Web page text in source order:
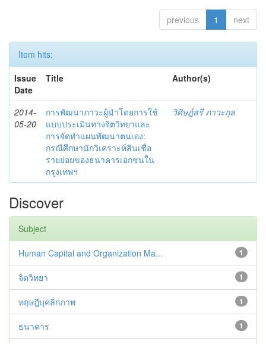
previous 1 next
Item hits:
Issue
Date
Title Author(s)
2014-
05-20
การพัฒนาภาวะผู้นำโดยการใช้
แบบประเมินทางจิตวิทยาและ
การจัดทำแผนพัฒนาตนเอง:
กรณีศึกษานักวิเคราะห์สินเชื่อ
รายย่อยของธนาคารเอกชนใน
กรุงเทพฯ
วิศิษฎ์สรี ภาวะกุล
Discover
Subject
1
Human Capital and Organization Ma...
1
จิตวิทยา
1
ทฤษฎีบุคลิกภาพ
1
ธนาคาร